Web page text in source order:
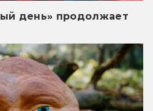
день» продолжает